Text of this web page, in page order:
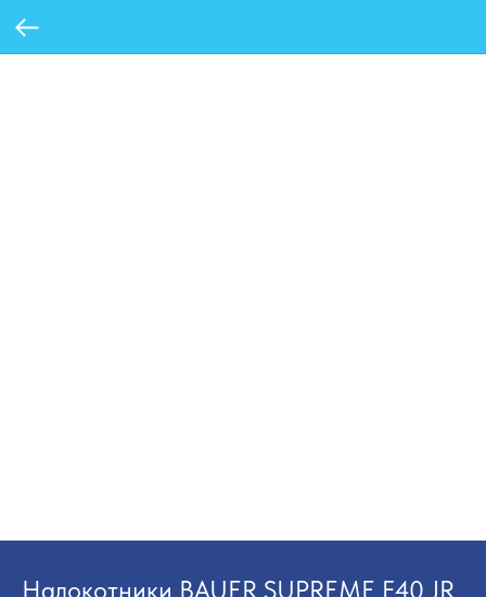
Налокотники BAUER SUPREME F40 JR